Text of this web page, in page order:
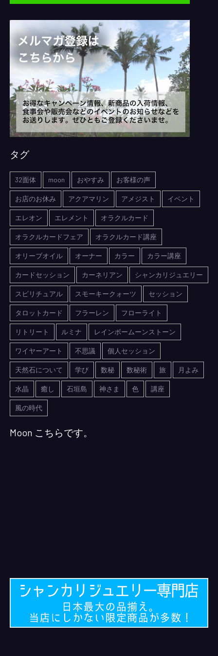
タグ
32面体 moon おやすみ お客様の声
お店のお休み アクアマリン アメジスト イベント
エレオン エレメント オラクルカード
オラクルカードフェア オラクルカード講座
オリーブオイル オーナー カラー カラー講座
カードセッション カーネリアン シャンカリジュエリー
スピリチュアル スモーキークォーツ セッション
タロットカード フラーレン フローライト
リトリート ルミナ レインボームーンストーン
ワイヤーアート 不思議 個人セッション
天然石について 学び 数秘 数秘術 旅 月よみ
水晶 癒し 石垣島 神さま 色 講座
風の時代
Moon こちらです。